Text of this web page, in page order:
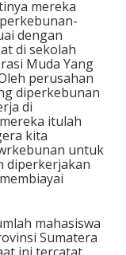
mereka
dengan
di sekolah
Muda Yang
perusahan
diperkebunan
di
itulah
kita
untuk
diperkerjakan
mahasiswa
Sumatera
ini tercatat